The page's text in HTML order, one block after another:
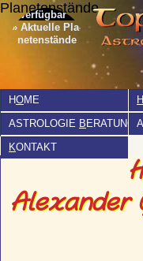
Planetenstände
» Aktuelle Pla­
netenstände
HOME H
ASTROLOGIE B ERATUNG
KONTAKT
Alexander